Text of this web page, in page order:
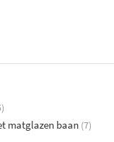
matglazen baan (7)